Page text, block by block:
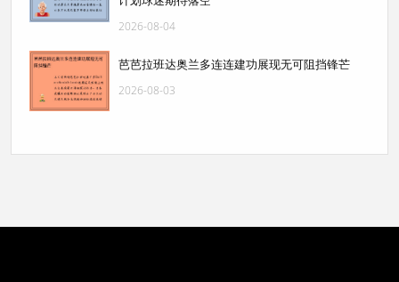
2026-08-04
芭芭拉班达奥兰多连连建功展现无可阻挡锋芒
2026-08-03